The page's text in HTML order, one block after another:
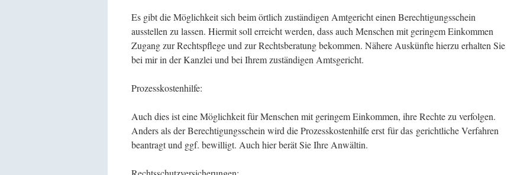
Es gibt die Möglichkeit sich beim örtlich zuständigen Amtgericht einen Berechtigungsschein
ausstellen zu lassen. Hiermit soll erreicht werden, dass auch Menschen mit geringem Einkommen
Zugang zur Rechtspflege und zur Rechtsberatung bekommen. Nähere Auskünfte hierzu erhalten Sie
bei mir in der Kanzlei und bei Ihrem zuständigen Amtsgericht.
Prozesskostenhilfe:
Auch dies ist eine Möglichkeit für Menschen mit geringem Einkommen, ihre Rechte zu verfolgen.
Anders als der Berechtigungsschein wird die Prozesskostenhilfe erst für das gerichtliche Verfahren
beantragt und ggf. bewilligt. Auch hier berät Sie Ihre Anwältin.